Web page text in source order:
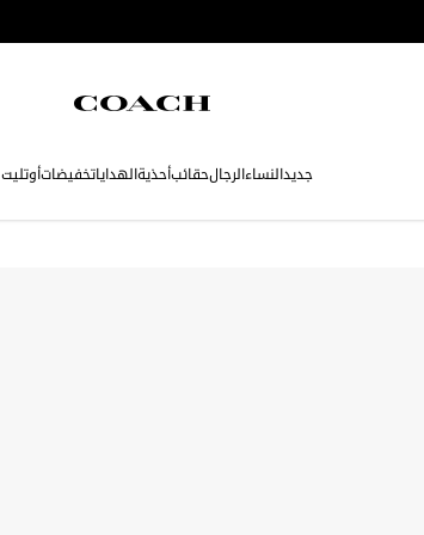
جديدالنساءالرجالحقائبأحذيةالهداياتخفيضاتأوتليت